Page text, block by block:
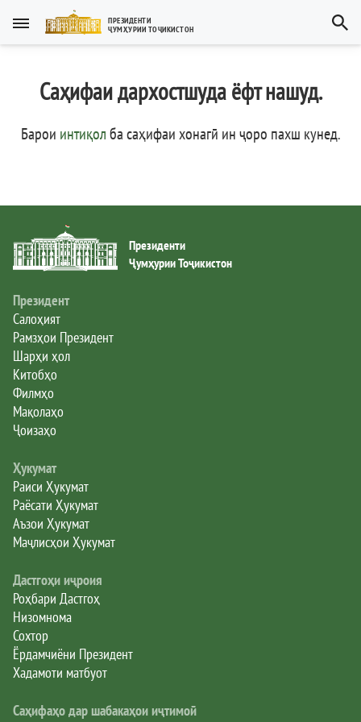
ПРЕЗИДЕНТИ
ҶУМҲУРИИ ТОҶИКИСТОН
Тоҷикӣ
Тоҷикӣ
English
العربية
Тоҷикистон
Рамзҳои давлатӣ
Президент
Ҳукумат
Дастгоҳи иҷроия
Нома ба Президент
Саҳифаи дархостшуда ёфт нашуд.
Барои интиқолба саҳифаи хонагӣ ин ҷоро пахш кунед.
Президенти
Ҷумҳурии Тоҷикистон
Президент
Салоҳият
Рамзҳои Президент
Шарҳи ҳол
Китобҳо
Филмҳо
Мақолаҳо
Ҷоизаҳо
Ҳукумат
Раиси Ҳукумат
Раёсати Ҳукумат
Аъзои Ҳукумат
Маҷлисҳои Ҳукумат
Дастгоҳи иҷроия
Роҳбари Дастгоҳ
Низомнома
Сохтор
Ёрдамчиёни Президент
Хадамоти матбуот
Саҳифаҳо дар шабакаҳои иҷтимоӣ